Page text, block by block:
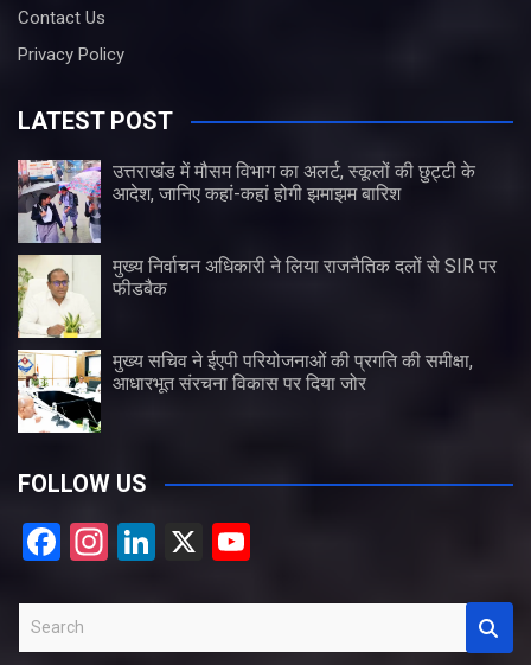
Contact Us
Privacy Policy
LATEST POST
उत्तराखंड में मौसम विभाग का अलर्ट, स्कूलों की छुट्टी के
आदेश, जानिए कहां-कहां होगी झमाझम बारिश
मुख्य निर्वाचन अधिकारी ने लिया राजनैतिक दलों से SIR पर
फीडबैक
मुख्य सचिव ने ईएपी परियोजनाओं की प्रगति की समीक्षा,
आधारभूत संरचना विकास पर दिया जोर
FOLLOW US
F
ce
b
In
a
gr
Li
ke
dI
X
u
T